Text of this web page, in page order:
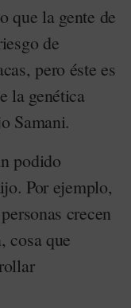
que la gente de
de
pero éste es
la genética
Samani.
podido
Por ejemplo,
crecen
cosa que